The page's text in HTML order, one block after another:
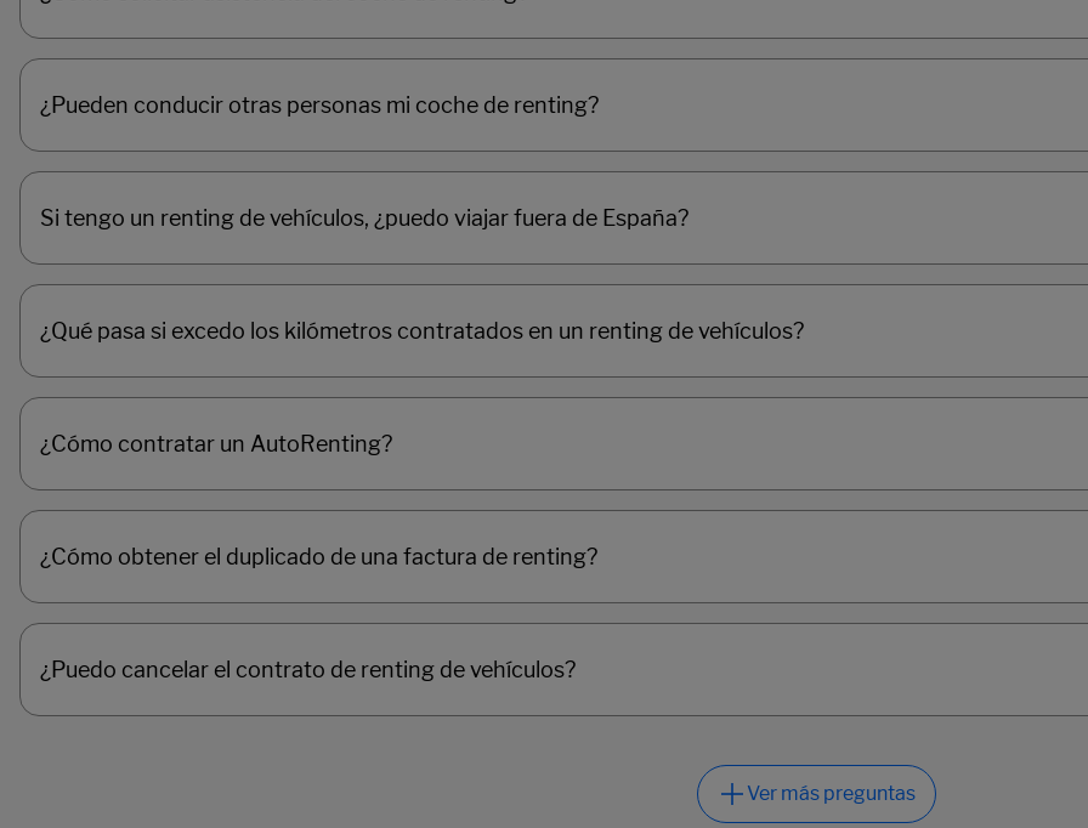
¿Pueden conducir otras personas mi coche de renting?
Si tengo un renting de vehículos, ¿puedo viajar fuera de España?
¿Qué pasa si excedo los kilómetros contratados en un renting de vehículos?
¿Cómo contratar un AutoRenting?
¿Cómo obtener el duplicado de una factura de renting?
¿Puedo cancelar el contrato de renting de vehículos?